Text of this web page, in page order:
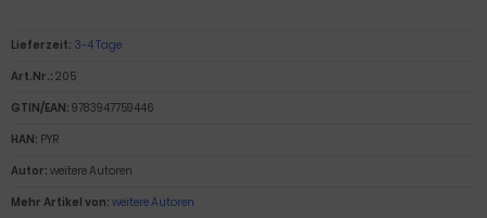
Lieferzeit: 3-4 Tage
Art.Nr.: 205
GTIN/EAN: 9783947759446
HAN: PYR
Autor: weitere Autoren
Mehr Artikel von: weitere Autoren